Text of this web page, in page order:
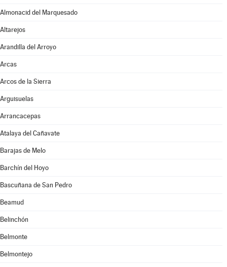
Almonacid del Marquesado
Altarejos
Arandilla del Arroyo
Arcas
Arcos de la Sierra
Arguisuelas
Arrancacepas
Atalaya del Cañavate
Barajas de Melo
Barchín del Hoyo
Bascuñana de San Pedro
Beamud
Belinchón
Belmonte
Belmontejo